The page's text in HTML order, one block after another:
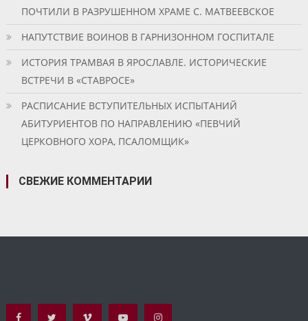
ПОЧТИЛИ В РАЗРУШЕННОМ ХРАМЕ С. МАТВЕЕВСКОЕ
НАПУТСТВИЕ ВОИНОВ В ГАРНИЗОННОМ ГОСПИТАЛЕ
ИСТОРИЯ ТРАМВАЯ В ЯРОСЛАВЛЕ. ИСТОРИЧЕСКИЕ
ВСТРЕЧИ В «СТАВРОСЕ»
РАСПИСАНИЕ ВСТУПИТЕЛЬНЫХ ИСПЫТАНИЙ
АБИТУРИЕНТОВ ПО НАПРАВЛЕНИЮ «ПЕВЧИЙ
ЦЕРКОВНОГО ХОРА, ПСАЛОМЩИК»
СВЕЖИЕ КОММЕНТАРИИ